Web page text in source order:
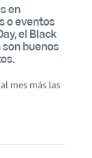
en
o eventos
el Black
son buenos
mes más las